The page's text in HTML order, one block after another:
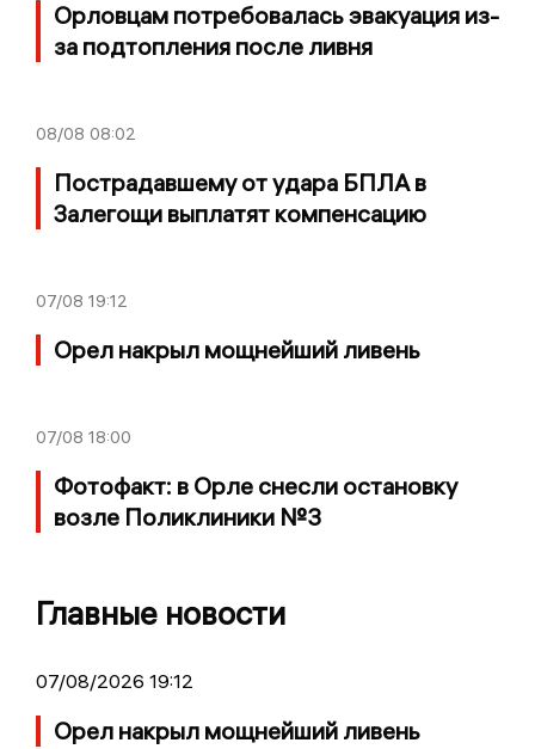
Орловцам потребовалась эвакуация из-
за подтопления после ливня
08/08 08:02
Пострадавшему от удара БПЛА в
Залегощи выплатят компенсацию
07/08 19:12
Орел накрыл мощнейший ливень
07/08 18:00
Фотофакт: в Орле снесли остановку
возле Поликлиники №3
Главные новости
07/08/2026 19:12
Орел накрыл мощнейший ливень